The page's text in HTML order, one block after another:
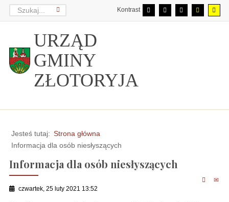
Kontrast
URZĄD
GMINY
ZŁOTORYJA
Jesteś tutaj: Strona główna
Informacja dla osób niesłyszących
Informacja dla osób niesłyszących
czwartek, 25 luty 2021 13:52